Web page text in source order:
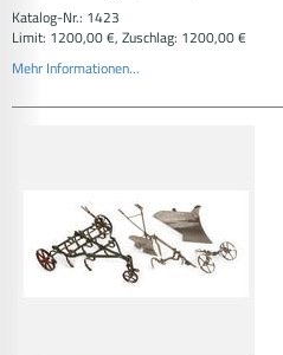
Katalog-Nr.: 1423
Limit: 1200,00 €, Zuschlag: 1200,00 €
Mehr Informationen...